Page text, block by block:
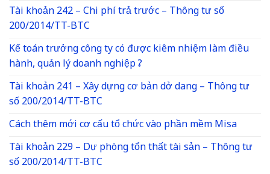
Tài khoản 242 – Chi phí trả trước – Thông tư số
200/2014/TT-BTC
Kế toán trưởng công ty có được kiêm nhiệm làm điều
hành, quản lý doanh nghiệp ?
Tài khoản 241 – Xây dựng cơ bản dở dang – Thông tư
số 200/2014/TT-BTC
Cách thêm mới cơ cấu tổ chức vào phần mềm Misa
Tài khoản 229 – Dự phòng tổn thất tài sản – Thông tư
số 200/2014/TT-BTC